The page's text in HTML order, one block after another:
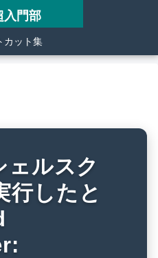
入門部
カット集
ェルスク
行したと